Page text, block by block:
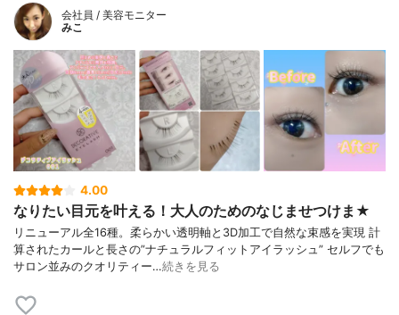
会社員 / 美容モニター
みこ
4.00
なりたい目元を叶える！大人のためのなじませつけま★
リニューアル全16種。柔らかい透明軸と3D加工で自然な束感を実現 計
算されたカールと長さの”ナチュラルフィットアイラッシュ” セルフでも
サロン並みのクオリティー…続きを見る